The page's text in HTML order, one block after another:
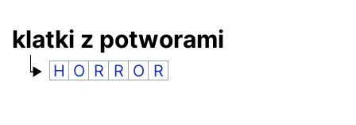
klatki z potworami
H O R R O R